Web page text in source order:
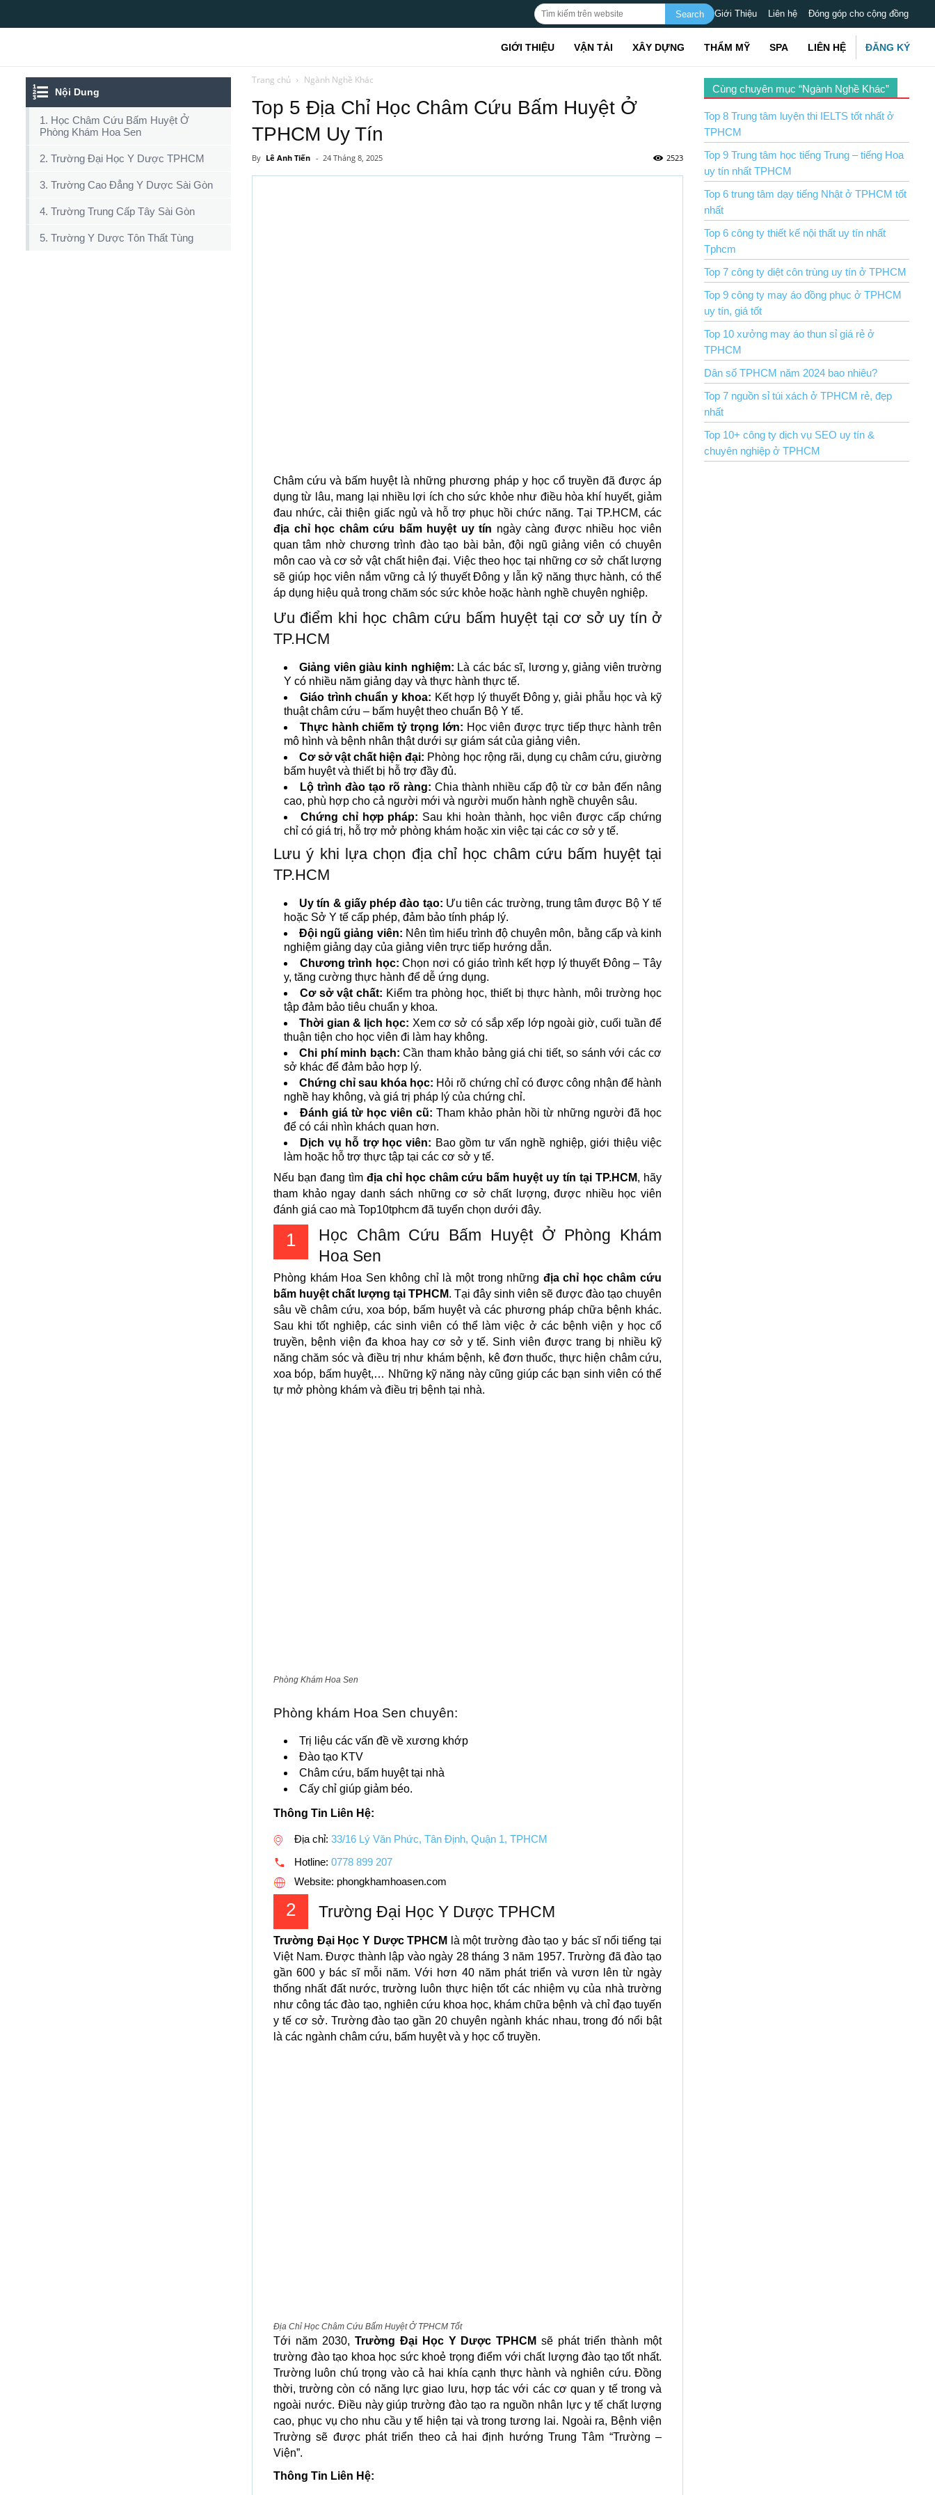
Giới Thiệu Liên hệ Đóng góp cho cộng đồng
GIỚI THIỆU VẬN TẢI XÂY DỰNG THẨM MỸ SPA LIÊN HỆ ĐĂNG KÝ
Nội Dung
1. Học Châm Cứu Bấm Huyệt Ở
Phòng Khám Hoa Sen
2. Trường Đại Học Y Dược TPHCM
3. Trường Cao Đẳng Y Dược Sài Gòn
4. Trường Trung Cấp Tây Sài Gòn
5. Trường Y Dược Tôn Thất Tùng
Trang chủ Ngành Nghề Khác
Top 5 Địa Chỉ Học Châm Cứu Bấm Huyệt Ở
TPHCM Uy Tín
By Lê Anh Tiến - 24 Tháng 8, 2025 2523
Châm cứu và bấm huyệt là những phương pháp y học cổ truyền đã được áp
dụng từ lâu, mang lại nhiều lợi ích cho sức khỏe như điều hòa khí huyết, giảm
đau nhức, cải thiện giấc ngủ và hỗ trợ phục hồi chức năng. Tại TP.HCM, các
địa chỉ học châm cứu bấm huyệt uy tín ngày càng được nhiều học viên
quan tâm nhờ chương trình đào tạo bài bản, đội ngũ giảng viên có chuyên
môn cao và cơ sở vật chất hiện đại. Việc theo học tại những cơ sở chất lượng
sẽ giúp học viên nắm vững cả lý thuyết Đông y lẫn kỹ năng thực hành, có thể
áp dụng hiệu quả trong chăm sóc sức khỏe hoặc hành nghề chuyên nghiệp.
Ưu điểm khi học châm cứu bấm huyệt tại cơ sở uy tín ở
TP.HCM
Giảng viên giàu kinh nghiệm: Là các bác sĩ, lương y, giảng viên trường
Y có nhiều năm giảng dạy và thực hành thực tế.
Giáo trình chuẩn y khoa: Kết hợp lý thuyết Đông y, giải phẫu học và kỹ
thuật châm cứu – bấm huyệt theo chuẩn Bộ Y tế.
Thực hành chiếm tỷ trọng lớn: Học viên được trực tiếp thực hành trên
mô hình và bệnh nhân thật dưới sự giám sát của giảng viên.
Cơ sở vật chất hiện đại: Phòng học rộng rãi, dụng cụ châm cứu, giường
bấm huyệt và thiết bị hỗ trợ đầy đủ.
Lộ trình đào tạo rõ ràng: Chia thành nhiều cấp độ từ cơ bản đến nâng
cao, phù hợp cho cả người mới và người muốn hành nghề chuyên sâu.
Chứng chỉ hợp pháp: Sau khi hoàn thành, học viên được cấp chứng
chỉ có giá trị, hỗ trợ mở phòng khám hoặc xin việc tại các cơ sở y tế.
Lưu ý khi lựa chọn địa chỉ học châm cứu bấm huyệt tại
TP.HCM
Uy tín & giấy phép đào tạo: Ưu tiên các trường, trung tâm được Bộ Y tế
hoặc Sở Y tế cấp phép, đảm bảo tính pháp lý.
Đội ngũ giảng viên: Nên tìm hiểu trình độ chuyên môn, bằng cấp và kinh
nghiệm giảng dạy của giảng viên trực tiếp hướng dẫn.
Chương trình học: Chọn nơi có giáo trình kết hợp lý thuyết Đông – Tây
y, tăng cường thực hành để dễ ứng dụng.
Cơ sở vật chất: Kiểm tra phòng học, thiết bị thực hành, môi trường học
tập đảm bảo tiêu chuẩn y khoa.
Thời gian & lịch học: Xem cơ sở có sắp xếp lớp ngoài giờ, cuối tuần để
thuận tiện cho học viên đi làm hay không.
Chi phí minh bạch: Cần tham khảo bảng giá chi tiết, so sánh với các cơ
sở khác để đảm bảo hợp lý.
Chứng chỉ sau khóa học: Hỏi rõ chứng chỉ có được công nhận để hành
nghề hay không, và giá trị pháp lý của chứng chỉ.
Đánh giá từ học viên cũ: Tham khảo phản hồi từ những người đã học
để có cái nhìn khách quan hơn.
Dịch vụ hỗ trợ học viên: Bao gồm tư vấn nghề nghiệp, giới thiệu việc
làm hoặc hỗ trợ thực tập tại các cơ sở y tế.
Nếu bạn đang tìm địa chỉ học châm cứu bấm huyệt uy tín tại TP.HCM, hãy
tham khảo ngay danh sách những cơ sở chất lượng, được nhiều học viên
đánh giá cao mà Top10tphcm đã tuyển chọn dưới đây.
1
Học Châm Cứu Bấm Huyệt Ở Phòng Khám
Hoa Sen
Phòng khám Hoa Sen không chỉ là một trong những địa chỉ học châm cứu
bấm huyệt chất lượng tại TPHCM. Tại đây sinh viên sẽ được đào tạo chuyên
sâu về châm cứu, xoa bóp, bấm huyệt và các phương pháp chữa bệnh khác.
Sau khi tốt nghiệp, các sinh viên có thể làm việc ở các bệnh viện y học cổ
truyền, bệnh viện đa khoa hay cơ sở y tế. Sinh viên được trang bị nhiều kỹ
năng chăm sóc và điều trị như khám bệnh, kê đơn thuốc, thực hiện châm cứu,
xoa bóp, bấm huyệt,… Những kỹ năng này cũng giúp các bạn sinh viên có thể
tự mở phòng khám và điều trị bệnh tại nhà.
Phòng Khám Hoa Sen
Phòng khám Hoa Sen chuyên:
Trị liệu các vấn đề về xương khớp
Đào tạo KTV
Châm cứu, bấm huyệt tại nhà
Cấy chỉ giúp giảm béo.
Thông Tin Liên Hệ:
Địa chỉ: 33/16 Lý Văn Phức, Tân Định, Quận 1, TPHCM
Hotline: 0778 899 207
Website: phongkhamhoasen.com
2 Trường Đại Học Y Dược TPHCM
Trường Đại Học Y Dược TPHCM
là một trường đào tạo y bác sĩ nổi tiếng tại
Việt Nam. Được thành lập vào ngày 28 tháng 3 năm 1957. Trường đã đào tạo
gần 600 y bác sĩ mỗi năm. Với hơn 40 năm phát triển và vươn lên từ ngày
thống nhất đất nước, trường luôn thực hiện tốt các nhiệm vụ của nhà trường
như công tác đào tạo, nghiên cứu khoa học, khám chữa bệnh và chỉ đạo tuyến
y tế cơ sở. Trường đào tạo gần 20 chuyên ngành khác nhau, trong đó nổi bật
là các ngành châm cứu, bấm huyệt và y học cổ truyền.
Địa Chỉ Học Châm Cứu Bấm Huyệt Ở TPHCM Tốt
Tới năm 2030, Trường Đại Học Y Dược TPHCM sẽ phát triển thành một
trường đào tạo khoa học sức khoẻ trọng điểm với chất lượng đào tạo tốt nhất.
Trường luôn chú trọng vào cả hai khía cạnh thực hành và nghiên cứu. Đồng
thời, trường còn có năng lực giao lưu, hợp tác với các cơ quan y tế trong và
ngoài nước. Điều này giúp trường đào tạo ra nguồn nhân lực y tế chất lượng
cao, phục vụ cho nhu cầu y tế hiện tại và trong tương lai. Ngoài ra, Bệnh viện
Trường sẽ được phát triển theo cả hai định hướng Trung Tâm “Trường –
Viện”.
Thông Tin Liên Hệ:
Cùng chuyên mục “Ngành Nghề Khác”
Top 8 Trung tâm luyện thi IELTS tốt nhất ở
TPHCM
Top 9 Trung tâm học tiếng Trung – tiếng Hoa
uy tín nhất TPHCM
Top 6 trung tâm dạy tiếng Nhật ở TPHCM tốt
nhất
Top 6 công ty thiết kế nội thất uy tín nhất
Tphcm
Top 7 công ty diệt côn trùng uy tín ở TPHCM
Top 9 công ty may áo đồng phục ở TPHCM
uy tín, giá tốt
Top 10 xưởng may áo thun sỉ giá rẻ ở
TPHCM
Dân số TPHCM năm 2024 bao nhiêu?
Top 7 nguồn sỉ túi xách ở TPHCM rẻ, đẹp
nhất
Top 10+ công ty dịch vụ SEO uy tín &
chuyên nghiệp ở TPHCM